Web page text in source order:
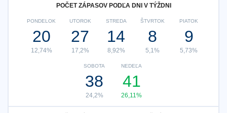
POČET ZÁPASOV PODĽA DNI V TÝŽDNI
PONDELOK
20
12,74%
UTOROK
27
17,2%
STREDA
14
8,92%
ŠTVRTOK
8
5,1%
PIATOK
9
5,73%
SOBOTA
38
24,2%
NEDEĽA
41
26,11%